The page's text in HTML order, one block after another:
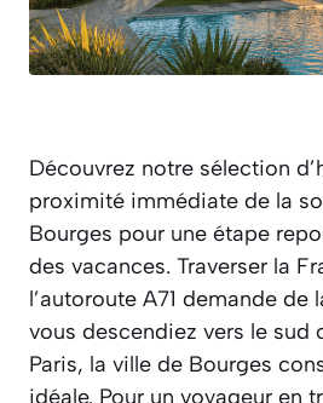
Découvrez notre sélection
proximité immédiate de la
Bourges pour une étape
des vacances. Traverser la
l’autoroute A71 demande de
vous descendiez vers le sud
Paris, la ville de Bourges
idéale. Pour un voyageur en